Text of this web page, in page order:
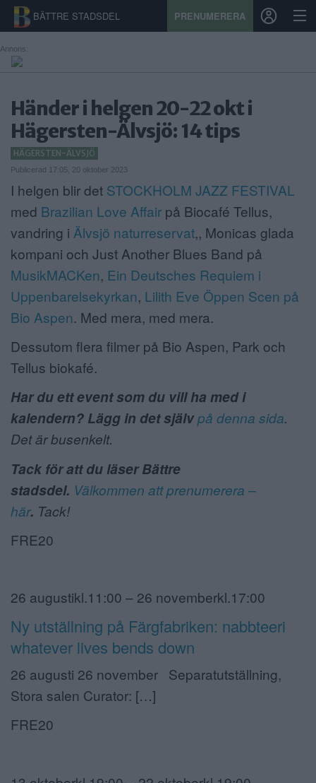
BÄTTRE STADSDEL PRENUMERERA
STADSDEL
PRENUMERATION
ÅSIKTER
KALENDER
KONTAKT
SAMARBETEN
NÄRINGSLIV
MER
Annons:
Händer i helgen 20-22 okt i
Hägersten-Älvsjö: 14 tips
HÄGERSTEN-ÄLVSJÖ
Publicerad 17:05, 20 oktober 2023
I helgen blir det STOCKHOLM JAZZ FESTIVAL
med Brazilian Love Affair på Biocafé Tellus,
vandring i Älvsjö naturreservat,, Monicas glada
kompani och Just Another Blues Band på
MusikMACKen, Ein Deutsches Requiem i
Uppenbarelsekyrkan, Lilith Eve Öppen Scen på
Bio Aspen. Med mera, med mera.
Dessutom flera filmer på Bio Aspen, Park och
Tellus biokafé.
Har du ett event som du vill ha med i
kalendern? Lägg in det självpå denna sida.
Det är busenkelt.
Tack för att du läser Bättre
stadsdel. Välkommen att prenumerera –
här. Tack!
FRE20
26 augustikl.11:00 – 26 novemberkl.17:00
Ny utställning på Färgfabriken: nabbteeri
whatever lives bends down
26 augusti 26 november Separatutställning,
Stora salen Curator: […]
FRE20